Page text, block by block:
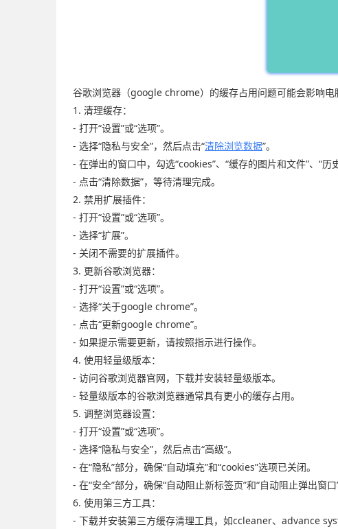
谷歌浏览器（google chrome）的缓存占用问题可能会影响电
1. 清理缓存：
- 打开“设置”或“选项”。
- 选择“隐私与安全”，然后点击“清除浏览数据”。
- 在弹出的窗口中，勾选“cookies”、“缓存的图片和文件”、“历
- 点击“清除数据”，等待清理完成。
2. 禁用扩展插件：
- 打开“设置”或“选项”。
- 选择“扩展”。
- 关闭不需要的扩展插件。
3. 更新谷歌浏览器：
- 打开“设置”或“选项”。
- 选择“关于google chrome”。
- 点击“更新google chrome”。
- 如果提示需要更新，请按照指示进行操作。
4. 使用轻量级版本：
- 访问谷歌浏览器官网，下载并安装轻量级版本。
- 轻量级版本的谷歌浏览器通常具有更小的缓存占用。
5. 调整浏览器设置：
- 打开“设置”或“选项”。
- 选择“隐私与安全”，然后点击“高级”。
- 在“隐私”部分，确保“自动填充”和“cookies”选项已关闭。
- 在“安全”部分，确保“自动阻止新标签页”和“自动阻止弹出窗口
6. 使用第三方工具：
- 下载并安装第三方缓存清理工具，如ccleaner、advance